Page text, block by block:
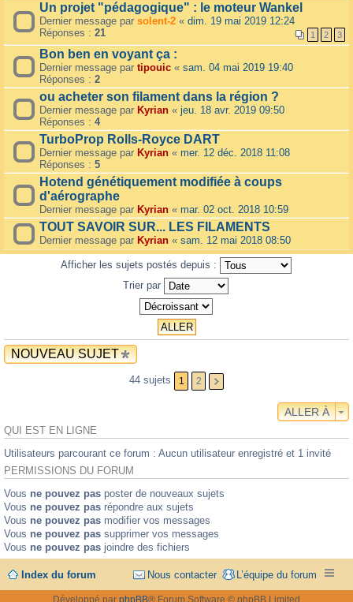
Un projet "pédagogique" : le moteur Wankel
Dernier message par solent-2 « dim. 19 mai 2019 12:24
Réponses : 21 1 2 3
Bon ben en voyant ça :
Dernier message par tipouic « sam. 04 mai 2019 19:40
Réponses : 2
ou acheter son filament dans la région ?
Dernier message par Kyrian « jeu. 18 avr. 2019 09:50
Réponses : 4
TurboProp Rolls-Royce DART
Dernier message par Kyrian « mer. 12 déc. 2018 11:08
Réponses : 5
Hotend génétiquement modifiée à coups
d'aérographe
Dernier message par Kyrian « mar. 02 oct. 2018 10:59
TOUT SAVOIR SUR... LES FILAMENTS
Dernier message par Kyrian « sam. 12 mai 2018 08:50
Afficher les sujets postés depuis :
Trier par
NOUVEAU SUJET
44 sujets 1 2
ALLER À
QUI EST EN LIGNE
Utilisateurs parcourant ce forum : Aucun utilisateur enregistré et 1 invité
PERMISSIONS DU FORUM
Vous ne pouvez pas poster de nouveaux sujets
Vous ne pouvez pas répondre aux sujets
Vous ne pouvez pas modifier vos messages
Vous ne pouvez pas supprimer vos messages
Vous ne pouvez pas joindre des fichiers
Index du forum L’équipe du forum
Nous contacter